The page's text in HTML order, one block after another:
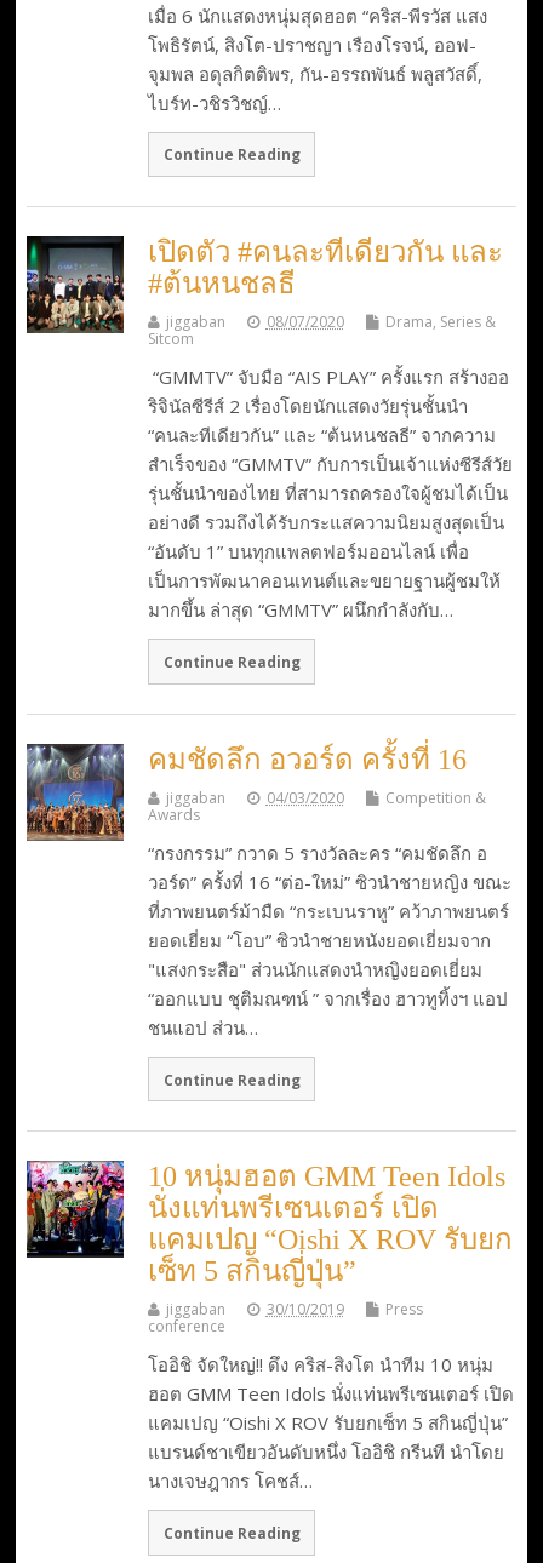
เมื่อ 6 นักแสดงหนุ่มสุดฮอต “คริส-พีรวัส แสง
โพธิรัตน์, สิงโต-ปราชญา เรืองโรจน์, ออฟ-
จุมพล อดุลกิตติพร, กัน-อรรถพันธ์ พลูสวัสดิ์,
ไบร์ท-วชิรวิชญ์…
Continue Reading
เปิดตัว #คนละทีเดียวกัน และ
#ต้นหนชลธี
jiggaban 08/07/2020
Drama, Series &
Sitcom
​ “GMMTV” จับมือ “AIS PLAY” ครั้งแรก สร้างออ
ริจินัลซีรีส์ 2 เรื่องโดยนักแสดงวัยรุ่นชั้นนำ
“คนละทีเดียวกัน” และ “ต้นหนชลธี” ​จากความ
สำเร็จของ “GMMTV” กับการเป็นเจ้าแห่งซีรีส์วัย
รุ่นชั้นนำของไทย ที่สามารถครองใจผู้ชมได้เป็น
อย่างดี รวมถึงได้รับกระแสความนิยมสูงสุดเป็น
“อันดับ 1” บนทุกแพลตฟอร์มออนไลน์ เพื่อ
เป็นการพัฒนาคอนเทนต์และขยายฐานผู้ชมให้
มากขึ้น ล่าสุด “GMMTV” ผนึกกำลังกับ…
Continue Reading
คมชัดลึก อวอร์ด ครั้งที่ 16
jiggaban 04/03/2020
Competition &
Awards
“กรงกรรม” กวาด 5 รางวัลละคร “คมชัดลึก อ
วอร์ด” ครั้งที่ 16 “ต่อ-ใหม่” ซิวนำชายหญิง ขณะ
ที่ภาพยนตร์ม้ามืด “กระเบนราหู” คว้าภาพยนตร์
ยอดเยี่ยม “โอบ” ซิวนำชายหนังยอดเยี่ยมจาก
"แสงกระสือ" ส่วนนักแสดงนำหญิงยอดเยี่ยม
“ออกแบบ ชุติมณฑน์ ” จากเรื่อง ฮาวทูทิ้งฯ แอป
ชนแอป ส่วน…
Continue Reading
10 หนุ่มฮอต GMM Teen Idols
นั่งแท่นพรีเซนเตอร์ เปิด
แคมเปญ “Oishi X ROV รับยก
เซ็ท 5 สกินญี่ปุ่น”
jiggaban 30/10/2019
Press
conference
โออิชิ จัดใหญ่!! ดึง คริส-สิงโต นำทีม 10 หนุ่ม
ฮอต GMM Teen Idols นั่งแท่นพรีเซนเตอร์ เปิด
แคมเปญ “Oishi X ROV รับยกเซ็ท 5 สกินญี่ปุ่น”
แบรนด์ชาเขียวอันดับหนึ่ง โออิชิ กรีนที นำโดย
นางเจษฎากร โคชส์…
Continue Reading